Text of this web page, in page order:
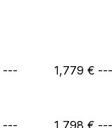
--- 1,779 € ---
--- 1,798 € ---